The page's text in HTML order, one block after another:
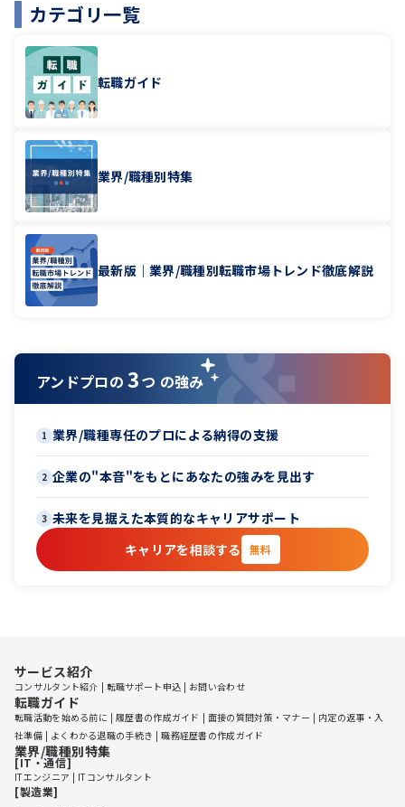
カテゴリ一覧
転職ガイド
業界/職種別特集
最新版｜業界/職種別転職市場トレンド徹底解説
アンドプロの3つ の強み
1 業界/職種専任のプロによる納得の支援
2 企業の"本音"をもとにあなたの強みを見出す
3 未来を見据えた本質的なキャリアサポート
キャリアを相談する
無料
サービス紹介
コンサルタント紹介 転職サポート申込 お問い合わせ
転職ガイド
転職活動を始める前に 履歴書の作成ガイド 面接の質問対策・マナー
内定の返事・入
社準備
よくわかる退職の手続き 職務経歴書の作成ガイド
業界/職種別特集
[IT・通信]
ITエンジニア ITコンサルタント
[製造業]